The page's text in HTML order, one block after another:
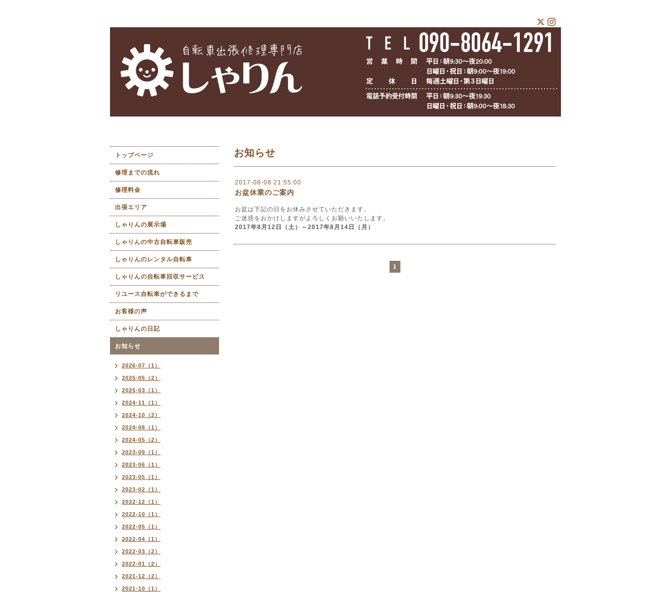
お知らせ
2017-08-08 21:55:00
お盆休業のご案内
お盆は下記の日をお休みさせていただきます。
ご迷惑をおかけしますがよろしくお願いいたします。
2017年8月12日（土）～2017年8月14日（月）
1
トップページ
修理までの流れ
修理料金
出張エリア
しゃりんの展示場
しゃりんの中古自転車販売
しゃりんのレンタル自転車
しゃりんの自転車回収サービス
リユース自転車ができるまで
お客様の声
しゃりんの日記
お知らせ
2026-07（1）
2025-05（2）
2025-03（1）
2024-11（1）
2024-10（2）
2024-08（1）
2024-05（2）
2023-09（1）
2023-06（1）
2023-05（1）
2023-02（1）
2022-12（1）
2022-10（1）
2022-05（1）
2022-04（1）
2022-03（2）
2022-01（2）
2021-12（2）
2021-10（1）